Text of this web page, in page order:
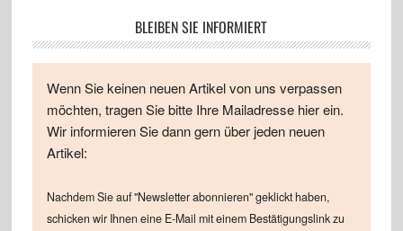
BLEIBEN SIE INFORMIERT
Wenn Sie keinen neuen Artikel von uns verpassen
möchten, tragen Sie bitte Ihre Mailadresse hier ein.
Wir informieren Sie dann gern über jeden neuen
Artikel:
Nachdem Sie auf "Newsletter abonnieren" geklickt haben,
schicken wir Ihnen eine E-Mail mit einem Bestätigungslink zu